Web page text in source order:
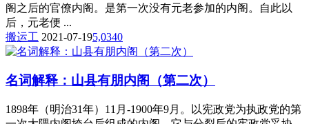
阁之后的官僚内阁。是第一次没有元老参加的内阁。自此以
后，元老便 ...
搬运工 2021-07-195,0340
名词解释：山县有朋内阁（第二次）
1898年（明治31年）11月-1900年9月。以宪政党为执政党的第